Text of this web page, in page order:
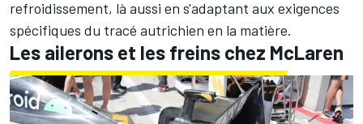
refroidissement, là aussi en s'adaptant aux exigences
spécifiques du tracé autrichien en la matière.
Les ailerons et les freins chez McLaren